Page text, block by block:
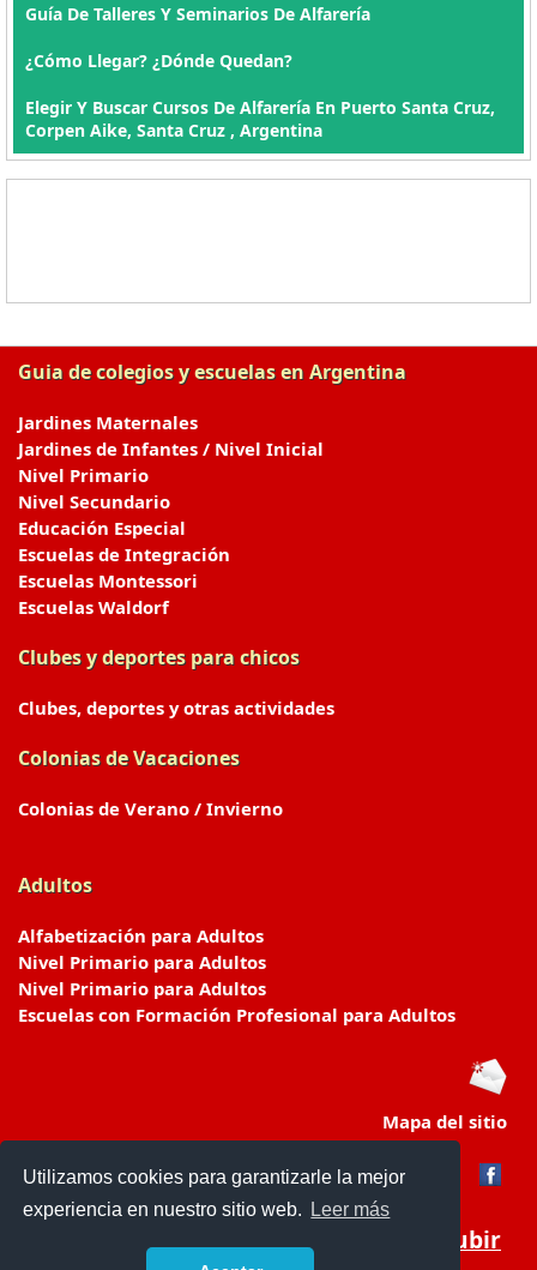
Utilizamos cookies para garantizarle la mejor
experiencia en nuestro sitio web.
Leer más
Guía De Talleres Y Seminarios De Alfarería
¿Cómo Llegar? ¿Dónde Quedan?
Elegir Y Buscar Cursos De Alfarería En Puerto Santa Cruz,
Corpen Aike, Santa Cruz , Argentina
Guia de colegios y escuelas en Argentina
Jardines Maternales
Jardines de Infantes / Nivel Inicial
Nivel Primario
Nivel Secundario
Educación Especial
Escuelas de Integración
Escuelas Montessori
Escuelas Waldorf
Clubes y deportes para chicos
Clubes, deportes y otras actividades
Colonias de Vacaciones
Colonias de Verano / Invierno
Adultos
Alfabetización para Adultos
Nivel Primario para Adultos
Nivel Primario para Adultos
Escuelas con Formación Profesional para Adultos
Mapa del sitio
Subir